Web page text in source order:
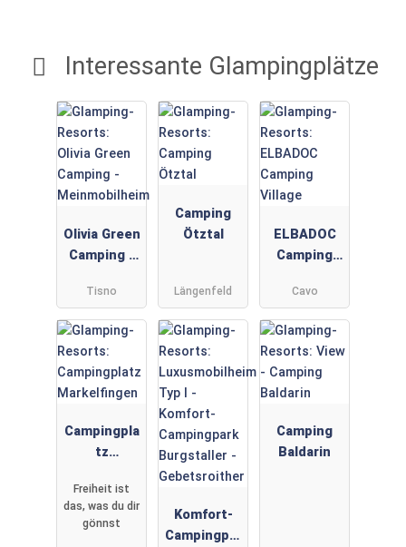
Interessante Glampingplätze
Olivia Green
Camping -
eim
Tisno
Camping
Ötztal
Längenfeld
ELBADOC
Camping
Cavo
Campingpla
tz
n
Freiheit ist
das, was du dir
gönnst
Komfort-
Campingpar
Camping
Baldarin